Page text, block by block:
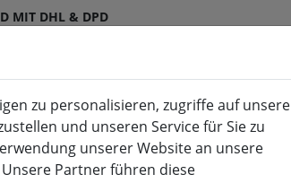
MIT DHL & DPD
Zubehör Sale
zu personalisieren, zugriffe auf unsere
und unseren Service für Sie zu
unserer Website an unsere
Partner führen diese